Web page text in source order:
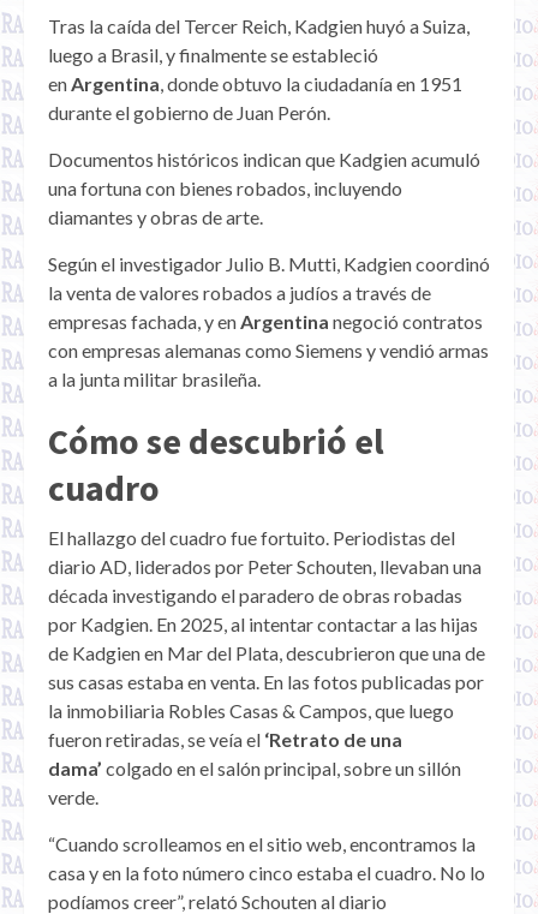
Tras la caída del Tercer Reich, Kadgien huyó a Suiza,
luego a Brasil, y finalmente se estableció
enArgentina, donde obtuvo la ciudadanía en 1951
durante el gobierno de Juan Perón.
Documentos históricos indican que Kadgien acumuló
una fortuna con bienes robados, incluyendo
diamantes y obras de arte.
Según el investigador Julio B. Mutti, Kadgien coordinó
la venta de valores robados a judíos a través de
empresas fachada, y enArgentina negoció contratos
con empresas alemanas como Siemens y vendió armas
a la junta militar brasileña.
Cómo se descubrió el
cuadro
El hallazgo del cuadro fue fortuito. Periodistas del
diario AD, liderados por Peter Schouten, llevaban una
década investigando el paradero de obras robadas
por Kadgien. En 2025, al intentar contactar a las hijas
de Kadgien en Mar del Plata, descubrieron que una de
sus casas estaba en venta. En las fotos publicadas por
la inmobiliaria Robles Casas & Campos, que luego
fueron retiradas, se veía el ‘Retrato de una
dama’ colgado en el salón principal, sobre un sillón
verde.
“Cuando scrolleamos en el sitio web, encontramos la
casa y en la foto número cinco estaba el cuadro. No lo
podíamos creer”, relató Schouten al diario